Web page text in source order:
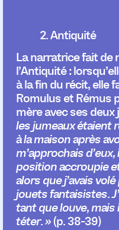
2. Antiquité
La narratrice fait de
l’Antiquité :
à la fin du récit, elle
Romulus et Rémus
mère avec ses deux
les jumeaux étaient
à la maison après
m’approchais
position accroupie
alors que j’avais
jouets fantaisistes.
tant que louve,
téter. »(p. 38-39)